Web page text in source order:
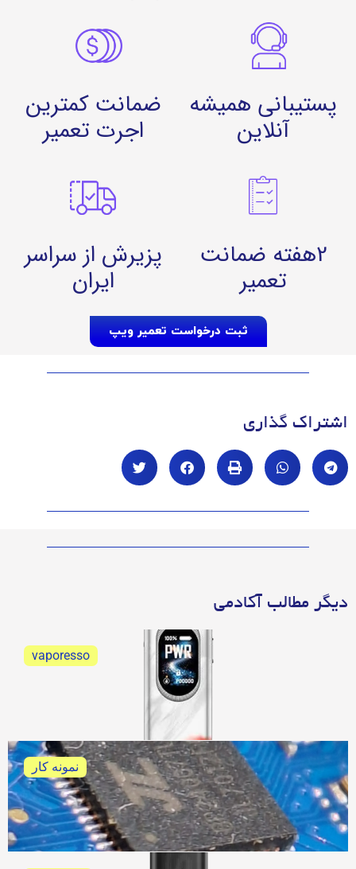
پستیبانی همیشه
آنلاین
ضمانت کمترین
اجرت تعمیر
2هفته ضمانت
تعمیر
پزیرش از سراسر
ایران
ثبت درخواست تعمیر ویپ
اشتراک گذاری
دیگر مطالب آکادمی
vaporesso
ویپرسو اکسراس 6 نقد و بررسی
نمونه کار
تعمیر ویپ پاد پاوا هوریز اولترا
خلاصه ی تعمیر ویپ پاد پاوا هوریز اولترا